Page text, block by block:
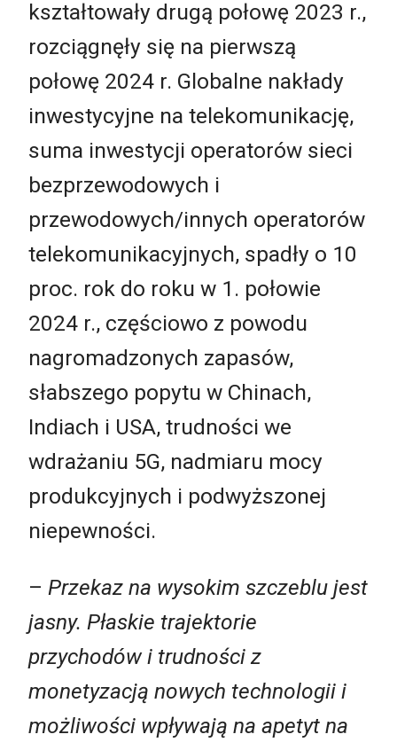
kształtowały drugą połowę 2023 r.,
rozciągnęły się na pierwszą
połowę 2024 r. Globalne nakłady
inwestycyjne na telekomunikację,
suma inwestycji operatorów sieci
bezprzewodowych i
przewodowych/innych operatorów
telekomunikacyjnych, spadły o 10
proc. rok do roku w 1. połowie
2024 r., częściowo z powodu
nagromadzonych zapasów,
słabszego popytu w Chinach,
Indiach i USA, trudności we
wdrażaniu 5G, nadmiaru mocy
produkcyjnych i podwyższonej
niepewności.
– Przekaz na wysokim szczeblu jest
jasny. Płaskie trajektorie
przychodów i trudności z
monetyzacją nowych technologii i
możliwości wpływają na apetyt na